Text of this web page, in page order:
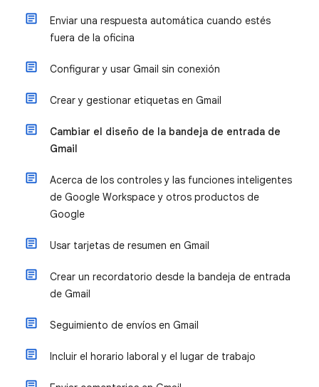
Enviar una respuesta automática cuando estés
fuera de la oficina
Configurar y usar Gmail sin conexión
Crear y gestionar etiquetas en Gmail
Cambiar el diseño de la bandeja de entrada de
Gmail
Acerca de los controles y las funciones inteligentes
de Google Workspace y otros productos de
Google
Usar tarjetas de resumen en Gmail
Crear un recordatorio desde la bandeja de entrada
de Gmail
Seguimiento de envíos en Gmail
Incluir el horario laboral y el lugar de trabajo